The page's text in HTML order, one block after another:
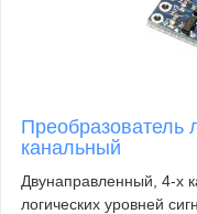
Преобразователь
канальный
Двунаправленный, 4-х
логических уровней